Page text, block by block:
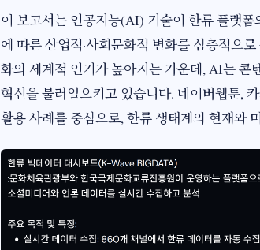
이 보고서는 인공지능(AI) 기술이 한류 플랫
에 따른 산업적·사회문화적 변화를 심층적으
화의 세계적 인기가 높아지는 가운데, AI는 콘
혁신을 불러일으키고 있습니다. 네이버웹툰,
활용 사례를 중심으로, 한류 생태계의 현재와